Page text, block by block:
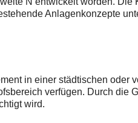
Anlagenkonzepte
in einer städtischen
verfügen. Durch
wird.